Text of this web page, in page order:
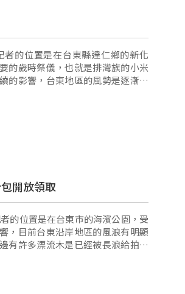
者的位置是在台東縣達仁鄉的新化
的歲時祭儀，也就是排灣族的小米
的影響，台東地區的風勢是逐漸的
…
開放領取
的位置是在台東市的海濱公園，受
，目前台東沿岸地區的風浪有明顯
有許多漂流木是已經被長浪給拍打